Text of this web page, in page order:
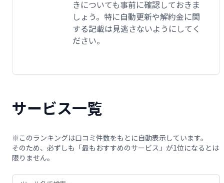
きについても事前に確認しておきま
しょう。特に自動更新や解約金に関
する記載は見逃さないようにしてく
ださい。
サービス一覧
※このランキングは口コミ件数をもとに自動表示しています。
そのため、必ずしも「最もおすすめのサービス」が1位になるとは
限りません。